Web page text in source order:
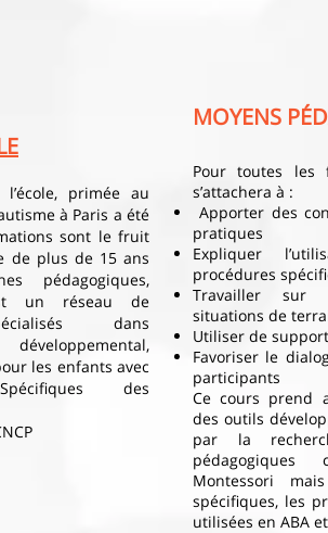
l’école, primée au
à Paris a été
sont le fruit
de plus de 15 ans
pédagogiques,
un réseau de
dans
les enfants avec
des
MOYENS
Pour toutes les
s’attachera à :
Apporter des
pratiques
Expliquer
procédures
Travailler sur
situations de
Utiliser de
Favoriser le
participants
Ce cours prend
des outils
par la
pédagogiques
Montessori
spécifiques, les
utilisées en ABA et